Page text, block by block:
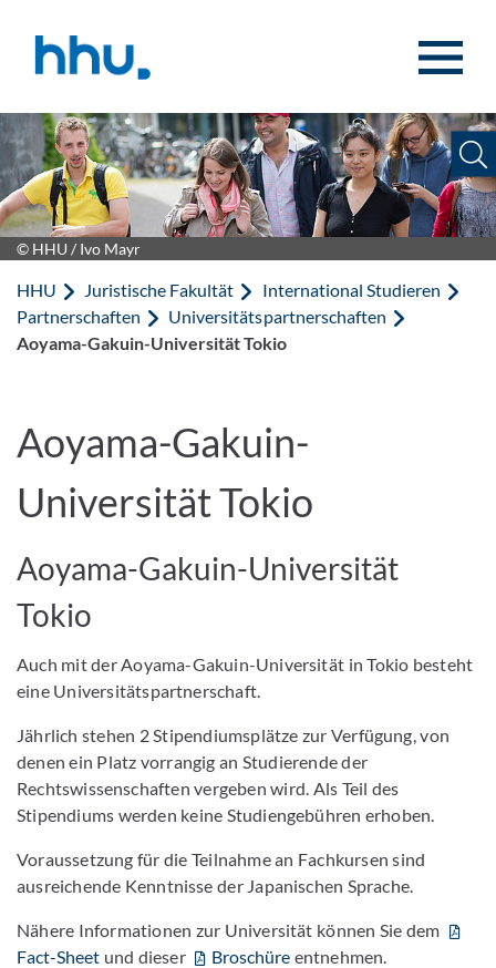
© HHU / Ivo Mayr
HHU Juristische Fakultät
International Studieren
Partnerschaften
Universitätspartnerschaften
Aoyama-Gakuin-Universität Tokio
Aoyama-Gakuin-
Universität Tokio
Aoyama-Gakuin-Universität
Tokio
Auch mit der Aoyama-Gakuin-Universität in Tokio besteht
eine Universitätspartnerschaft.
Jährlich stehen 2 Stipendiumsplätze zur Verfügung, von
denen ein Platz vorrangig an Studierende der
Rechtswissenschaften vergeben wird. Als Teil des
Stipendiums werden keine Studiengebühren erhoben.
Voraussetzung für die Teilnahme an Fachkursen sind
ausreichende Kenntnisse der Japanischen Sprache.
Nähere Informationen zur Universität können Sie dem
Fact-Sheet und dieser Broschüre entnehmen.